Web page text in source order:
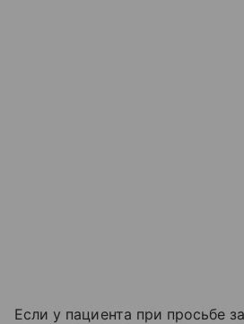
Если у пациента при просьбе